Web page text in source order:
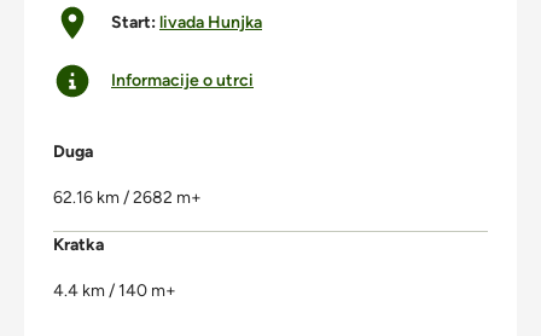
Start:livada Hunjka
Informacije o utrci
Duga
62.16 km / 2682 m+
Kratka
4.4 km / 140 m+